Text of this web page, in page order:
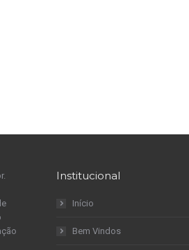
Institucional
Início
Bem Vindos